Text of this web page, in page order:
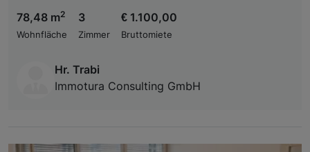
78,48 m2
Wohnfläche
3
Zimmer
€ 1.100,00
Bruttomiete
Hr. Trabi
Immotura Consulting GmbH